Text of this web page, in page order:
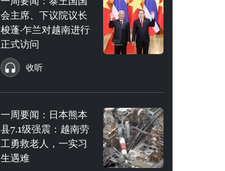
会主席、下议院议长
梭蓬·乍兰对越南进行
正式访问
收听
一周要闻：日本熊本
县7.1级强震：越南劳
工勇救老人，一实习
生遇难